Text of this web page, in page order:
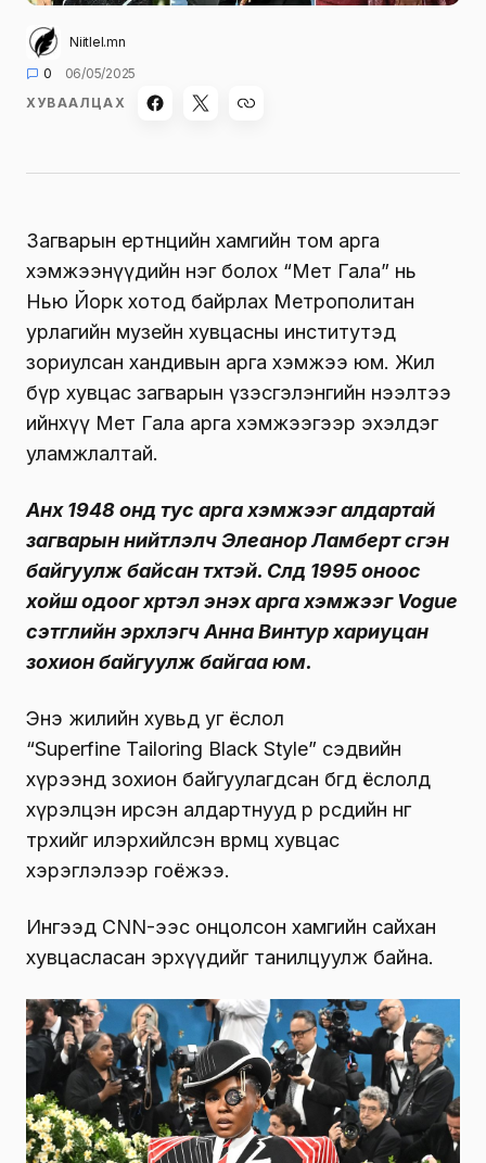
Niitlel.mn
0
06/05/2025
ХУВААЛЦАХ
Загварын ертөнцийн хамгийн том арга
хэмжээнүүдийн нэг болох “Мет Гала” нь
Нью Йорк хотод байрлах Метрополитан
урлагийн музейн хувцасны институтэд
зориулсан хандивын арга хэмжээ юм. Жил
бүр хувцас загварын үзэсгэлэнгийн нээлтээ
ийнхүү Мет Гала арга хэмжээгээр эхэлдэг
уламжлалтай.
Анх 1948 онд тус арга хэмжээг алдартай
загварын нийтлэлч Элеанор Ламберт үүсгэн
байгуулж байсан түүхтэй. Сүүлд 1995 оноос
хойш одоог хүртэл энэхүү арга хэмжээг Vogue
сэтгүүлийн эрхлэгч Анна Винтур хариуцан
зохион байгуулж байгаа юм.
Энэ жилийн хувьд уг ёслол
“Superfine Tailoring Black Style” сэдвийн
хүрээнд зохион байгуулагдсан бөгөөд ёслолд
хүрэлцэн ирсэн алдартнууд өөр өөрсдийн өнгө
төрхийг илэрхийлсэн өвөрмөц хувцас
хэрэглэлээр гоёжээ.
Ингээд CNN-ээс онцолсон хамгийн сайхан
хувцасласан эрхүүдийг танилцуулж байна.